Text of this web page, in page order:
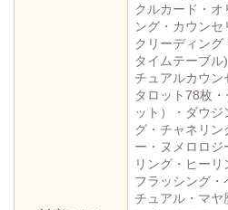
クルカード・オ
ング・カウン
クリーディン
タイムテーブル
チュアルカウ
タロット78枚
ット）・ダウ
グ・チャネリン
ー・ヌメロロジ
リング・ヒーリ
フラッシング・
チュアル・マヤ